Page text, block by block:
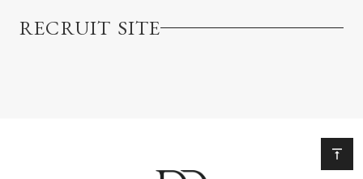
RECRUIT SITE
vertical_align_top